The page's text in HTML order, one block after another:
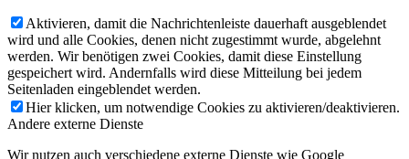
Aktivieren, damit die Nachrichtenleiste dauerhaft ausgeblendet
wird und alle Cookies, denen nicht zugestimmt wurde, abgelehnt
werden. Wir benötigen zwei Cookies, damit diese Einstellung
gespeichert wird. Andernfalls wird diese Mitteilung bei jedem
Seitenladen eingeblendet werden.
Hier klicken, um notwendige Cookies zu aktivieren/deaktivieren.
Andere externe Dienste
Wir nutzen auch verschiedene externe Dienste wie Google